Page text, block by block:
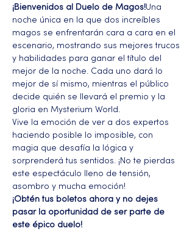
¡Bienvenidos al Duelo de Magos!Una
noche única en la que dos increíbles
magos se enfrentarán cara a cara en el
escenario, mostrando sus mejores trucos
y habilidades para ganar el título del
mejor de la noche. Cada uno dará lo
mejor de sí mismo, mientras el público
decide quién se llevará el premio y la
gloria en Mysterium World.
Vive la emoción de ver a dos expertos
haciendo posible lo imposible, con
magia que desafía la lógica y
sorprenderá tus sentidos. ¡No te pierdas
este espectáculo lleno de tensión,
asombro y mucha emoción!
¡Obtén tus boletos ahora y no dejes
pasar la oportunidad de ser parte de
este épico duelo!